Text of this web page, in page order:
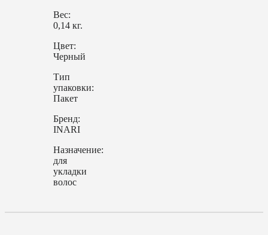
Вес:
0,14 кг.
Цвет:
Черный
Тип
упаковки:
Пакет
Бренд:
INARI
Назначение:
для
укладки
волос